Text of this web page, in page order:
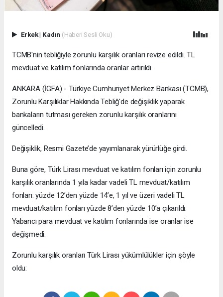
Erkek| Kadın (Haberi Sesli Oku)
TCMB'nin tebliğiyle zorunlu karşılık oranları revize edildi. TL
mevduat ve katılım fonlarında oranlar artırıldı.
ANKARA (İGFA) - Türkiye Cumhuriyet Merkez Bankası (TCMB),
Zorunlu Karşılıklar Hakkında Tebliğ'de değişiklik yaparak
bankaların tutması gereken zorunlu karşılık oranlarını
güncelledi.
Değişiklik, Resmi Gazete’de yayımlanarak yürürlüğe girdi.
Buna göre, Türk Lirası mevduat ve katılım fonları için zorunlu
karşılık oranlarında 1 yıla kadar vadeli TL mevduat/katılım
fonları: yüzde 12’den yüzde 14’e, 1 yıl ve üzeri vadeli TL
mevduat/katılım fonları yüzde 8’den yüzde 10’a çıkarıldı.
Yabancı para mevduat ve katılım fonlarında ise oranlar ise
değişmedi.
Zorunlu karşılık oranları Türk Lirası yükümlülükler için şöyle
oldu: